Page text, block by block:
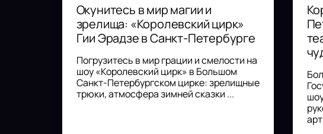
Окунитесь в мир магии и
зрелища: «Королевский цирк»
Гии Эрадзе в Санкт-Петербурге
Погрузитесь в мир грации и смелости на
шоу «Королевский цирк» в Большом
Санкт-Петербургском цирке: зрелищные
трюки, атмосфера зимней сказки ...